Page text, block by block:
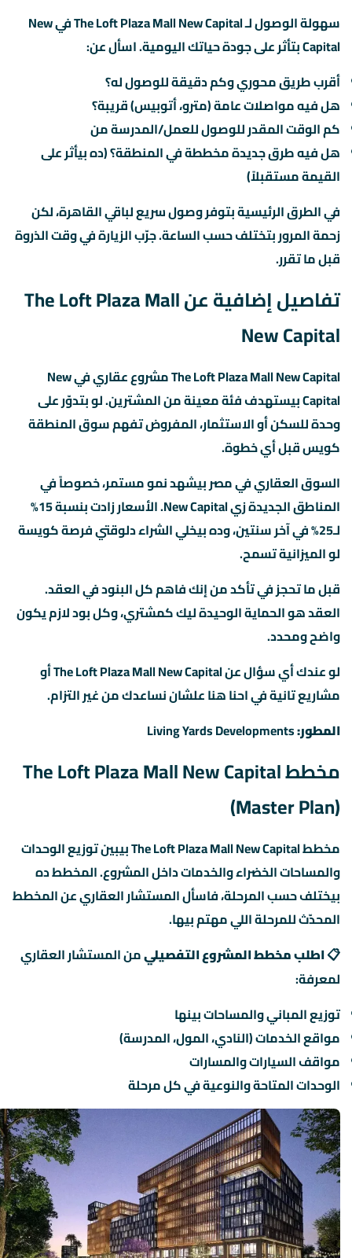
سهولة الوصول لـ The Loft Plaza Mall New Capital في New
Capital بتأثر على جودة حياتك اليومية. اسأل عن:
أقرب طريق محوري وكم دقيقة للوصول له؟
هل فيه مواصلات عامة (مترو، أتوبيس) قريبة؟
كم الوقت المقدر للوصول للعمل/المدرسة من
هل فيه طرق جديدة مخططة في المنطقة؟ (ده بيأثر على
القيمة مستقبلاً)
في الطرق الرئيسية بتوفر وصول سريع لباقي القاهرة، لكن
زحمة المرور بتختلف حسب الساعة. جرّب الزيارة في وقت الذروة
قبل ما تقرر.
تفاصيل إضافية عن The Loft Plaza Mall
New Capital
The Loft Plaza Mall New Capital مشروع عقاري في New
Capital بيستهدف فئة معينة من المشترين. لو بتدوّر على
وحدة للسكن أو الاستثمار، المفروض تفهم سوق المنطقة
كويس قبل أي خطوة.
السوق العقاري في مصر بيشهد نمو مستمر، خصوصاً في
المناطق الجديدة زي New Capital. الأسعار زادت بنسبة 15%
لـ25% في آخر سنتين، وده بيخلي الشراء دلوقتي فرصة كويسة
لو الميزانية تسمح.
قبل ما تحجز في تأكد من إنك فاهم كل البنود في العقد.
العقد هو الحماية الوحيدة ليك كمشتري، وكل بود لازم يكون
واضح ومحدد.
لو عندك أي سؤال عن The Loft Plaza Mall New Capital أو
مشاريع تانية في احنا هنا علشان نساعدك من غير التزام.
المطور:Living Yards Developments
مخطط The Loft Plaza Mall New Capital
(Master Plan)
مخطط The Loft Plaza Mall New Capital بيبين توزيع الوحدات
والمساحات الخضراء والخدمات داخل المشروع. المخطط ده
بيختلف حسب المرحلة، فاسأل المستشار العقاري عن المخطط
المحدّث للمرحلة اللي مهتم بيها.
📋اطلب مخطط المشروع التفصيليمن المستشار العقاري
لمعرفة:
توزيع المباني والمساحات بينها
مواقع الخدمات (النادي، المول، المدرسة)
مواقف السيارات والمسارات
الوحدات المتاحة والنوعية في كل مرحلة